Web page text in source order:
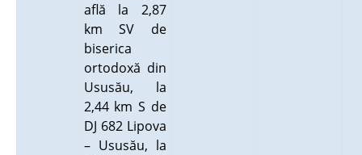
află la 2,87
km SV de
biserica
ortodoxă din
Ususău, la
2,44 km S de
DJ 682 Lipova
– Ususău, la